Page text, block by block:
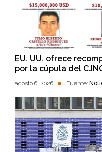
EU. UU. ofrece
por la cúpula del
agosto 6, 2026 Fuente: